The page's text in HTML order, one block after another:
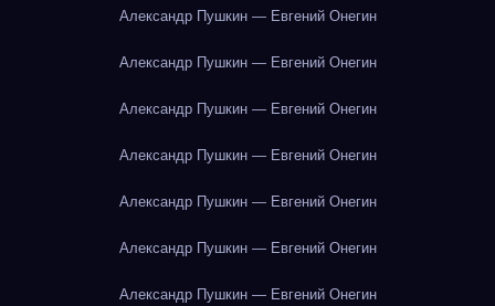
Александр Пушкин — Евгений Онегин
Александр Пушкин — Евгений Онегин
Александр Пушкин — Евгений Онегин
Александр Пушкин — Евгений Онегин
Александр Пушкин — Евгений Онегин
Александр Пушкин — Евгений Онегин
Александр Пушкин — Евгений Онегин